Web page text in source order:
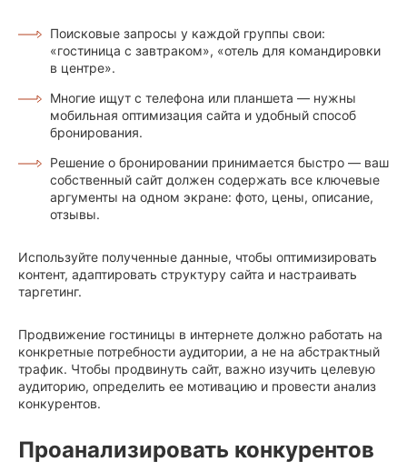
Поисковые запросы у каждой группы свои:
«гостиница с завтраком», «отель для командировки
в центре».
Многие ищут с телефона или планшета — нужны
мобильная оптимизация сайта и удобный способ
бронирования.
Решение о бронировании принимается быстро — ваш
собственный сайт должен содержать все ключевые
аргументы на одном экране: фото, цены, описание,
отзывы.
Используйте полученные данные, чтобы оптимизировать
контент, адаптировать структуру сайта и настраивать
таргетинг.
Продвижение гостиницы в интернете должно работать на
конкретные потребности аудитории, а не на абстрактный
трафик. Чтобы продвинуть сайт, важно изучить целевую
аудиторию, определить ее мотивацию и провести анализ
конкурентов.
Проанализировать конкурентов